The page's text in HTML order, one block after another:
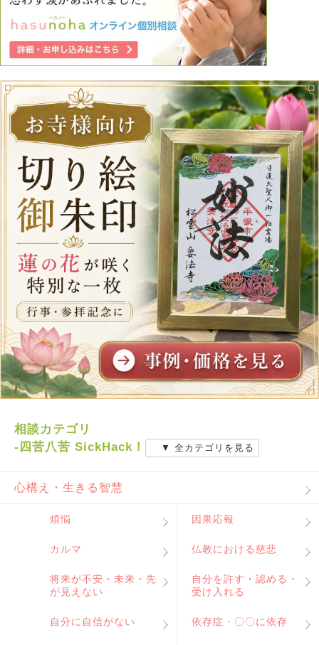
相談カテゴリ
-四苦八苦 SickHack！
▼ 全カテゴリを見る
心構え・生きる智慧
煩悩 因果応報
カルマ 仏教における慈悲
将来が不安・未来・先
が見えない
自分を許す・認める・
受け入れる
自分に自信がない 依存症・〇〇に依存